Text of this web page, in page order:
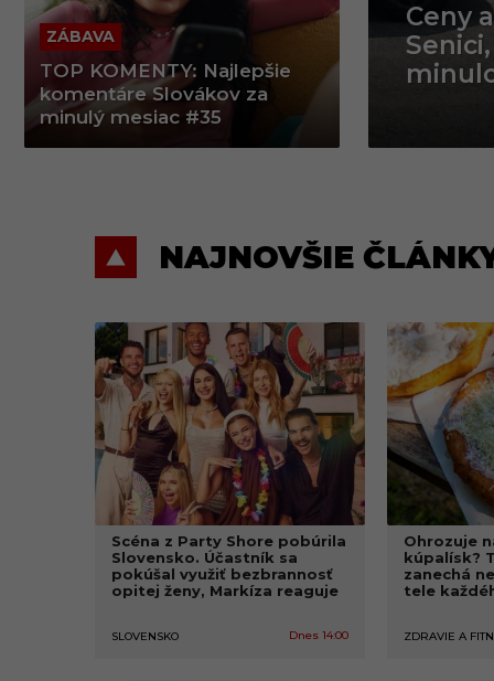
ZÁBAVA
TOP KOMENTY: Najlepšie
komentáre Slovákov za
minulý mesiac #35
Ceny
za
vzťahu
E
e
f
k
a
.
s
k
-
NAJNOVŠIE
Scéna z Party Shore pobúrila
Slovensko. Účastník sa
pokúšal využiť bezbrannosť
opitej ženy, Markíza reaguje
SLOVENSKO Dnes 14:00
Ohrozuje
kúpalísk?
zanechá
tele
ZDRAVIE A